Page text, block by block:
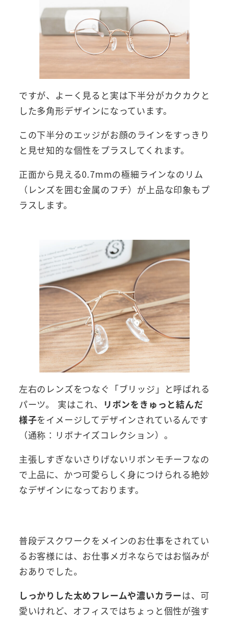
ですが、よーく見ると実は下半分がカクカクと
した多角形デザインになっています。
この下半分のエッジがお顔のラインをすっきり
と見せ知的な個性をプラスしてくれます。
正面から見える0.7mmの極細ラインなのリム
（レンズを囲む金属のフチ）が上品な印象もプ
ラスします。
左右のレンズをつなぐ「ブリッジ」と呼ばれる
パーツ。 実はこれ、 リボンをきゅっと結んだ
様子をイメージしてデザインされているんです
（通称：リボナイズコレクション）。
主張しすぎないさりげないリボンモチーフなの
で上品に、かつ可愛らしく身につけられる絶妙
なデザインになっております。
普段デスクワークをメインのお仕事をされてい
るお客様には、お仕事メガネならではお悩みが
おありでした。
しっかりした太めフレームや濃いカラーは、可
愛いけれど、オフィスではちょっと個性が強す